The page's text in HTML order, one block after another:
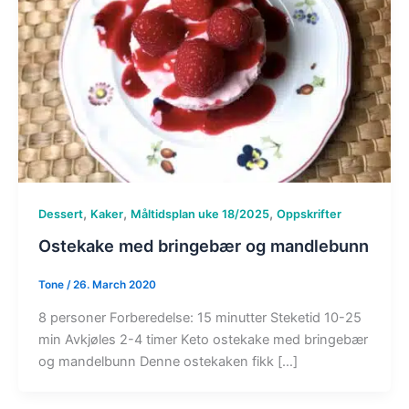
Dessert, Kaker, Måltidsplan uke 18/2025, Oppskrifter
Ostekake med bringebær og mandlebunn
Tone /26. March 2020
8 personer Forberedelse: 15 minutter Steketid 10-25
min Avkjøles 2-4 timer Keto ostekake med bringebær
og mandelbunn Denne ostekaken fikk […]